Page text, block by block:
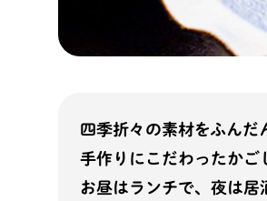
四季折々の素材をふんだ
手作りにこだわったかご
お昼はランチで、夜は